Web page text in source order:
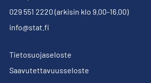
029 551 2220 (arkisin klo 9.00-16.00)
info@stat.fi
Tietosuojaseloste
Saavutettavuusseloste